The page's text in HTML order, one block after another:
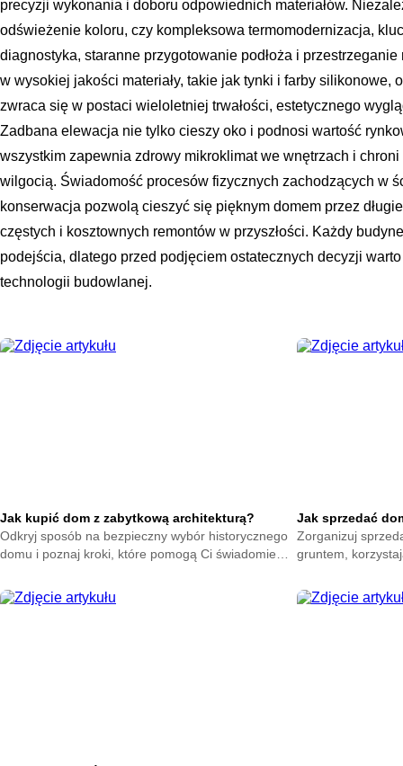
precyzji wykonania i doboru odpowiednich materiałów.
odświeżenie koloru, czy kompleksowa termomodernizacja,
diagnostyka, staranne przygotowanie podłoża i
w wysokiej jakości materiały, takie jak tynki i farby silikonowe,
zwraca się w postaci wieloletniej trwałości, estetycznego
Zadbana elewacja nie tylko cieszy oko i podnosi wartość
wszystkim zapewnia zdrowy mikroklimat we wnętrzach i
wilgocią. Świadomość procesów fizycznych zachodzących w
konserwacja pozwolą cieszyć się pięknym domem przez
częstych i kosztownych remontów w przyszłości. Każdy
podejścia, dlatego przed podjęciem ostatecznych decyzji
technologii budowlanej.
Jak kupić dom z zabytkową architekturą?
Odkryj sposób na bezpieczny wybór historycznego
domu i poznaj kroki, które pomogą Ci świadomie
przed zakupem.
Jak sprzedać
Zorganizuj
gruntem,
sprawnie